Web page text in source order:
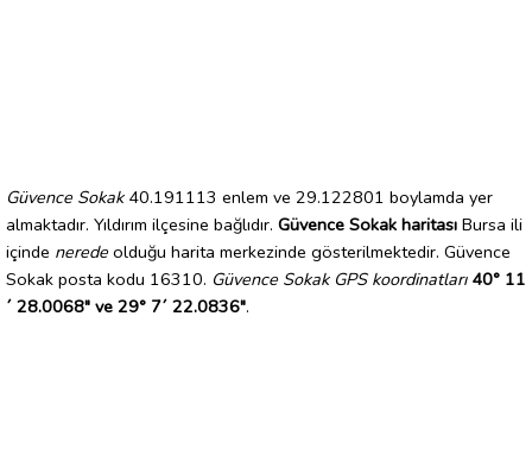
Güvence Sokak40.191113 enlem ve 29.122801 boylamda yer
almaktadır. Yıldırım ilçesine bağlıdır. Güvence Sokak haritası Bursa ili
içinde nerede olduğu harita merkezinde gösterilmektedir. Güvence
Sokak posta kodu 16310. Güvence Sokak GPS koordinatları 40° 11
´ 28.0068" ve 29° 7´ 22.0836".